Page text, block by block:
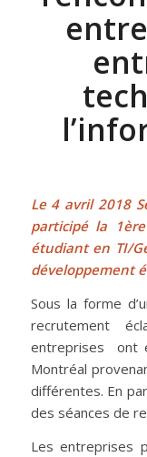
Le 4 avril 2018
participé la
étudiant en TI/
développement
Sous la forme
recrutement
entreprises ont
Montréal
différentes. En
des séances de
Les entreprises